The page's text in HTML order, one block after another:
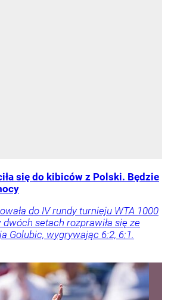
się do kibiców z Polski. Będzie
do IV rundy turnieju WTA 1000
setach rozprawiła się ze
Golubic, wygrywając 6:2, 6:1.